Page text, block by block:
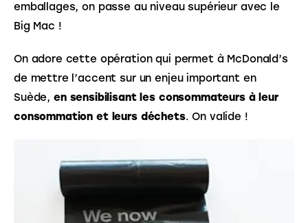
emballages, on passe au niveau supérieur avec le
Big Mac !
On adore cette opération qui permet à McDonald’s
de mettre l’accent sur un enjeu important en
Suède, en sensibilisant les consommateurs à leur
consommation et leurs déchets. On valide !